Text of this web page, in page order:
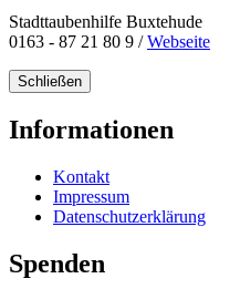
Stadttaubenhilfe Buxtehude
0163 - 87 21 80 9 /Webseite
Schließen
Informationen
Kontakt
Impressum
Datenschutzerklärung
Spenden